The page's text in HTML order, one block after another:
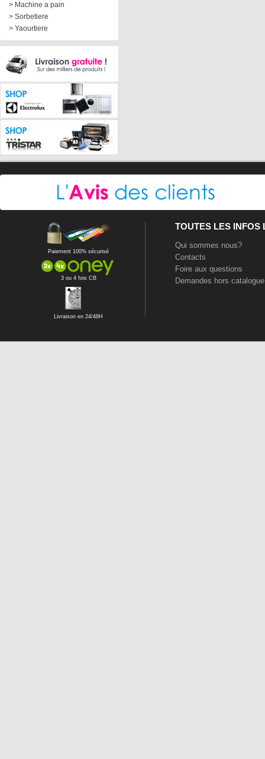
> Machine a pain
> Sorbetiere
> Yaourtiere
Paiement 100% sécurisé
3 ou 4 fois CB
Livraison en 24/48H
TOUTES LES INFOS
Qui sommes nous?
Contacts
Foire aux questions
Demandes hors catalogue